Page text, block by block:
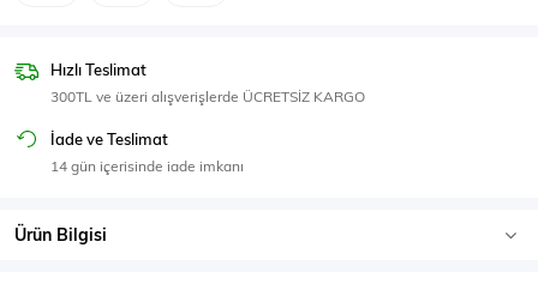
Eşofman Üstü
Hızlı Teslimat
300TL ve üzeri alışverişlerde ÜCRETSİZ KARGO
İade ve Teslimat
14 gün içerisinde iade imkanı
Ürün Bilgisi